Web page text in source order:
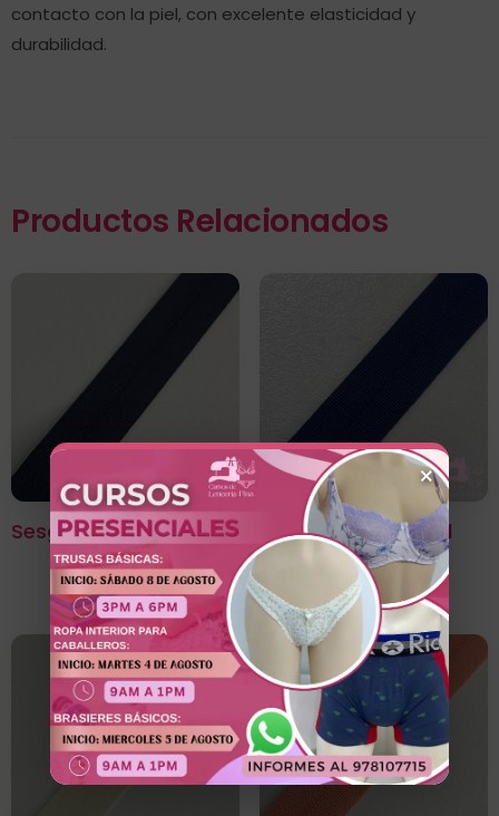
contacto con la piel, con excelente elasticidad y
durabilidad.
Productos Relacionados
Sesgo Elástico Negro
Sesgo Elástico Azul
Noche
×